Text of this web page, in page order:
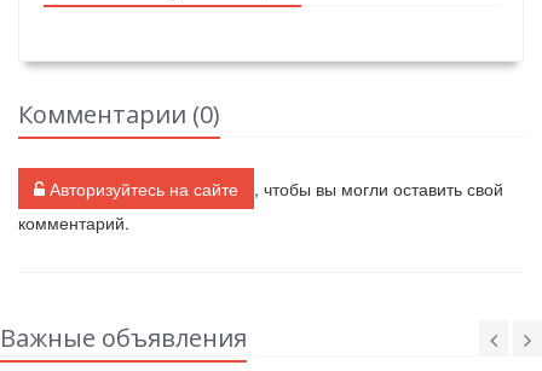
Комментарии (0)
Авторизуйтесь на сайте
, чтобы вы могли оставить свой
комментарий.
Важные объявления